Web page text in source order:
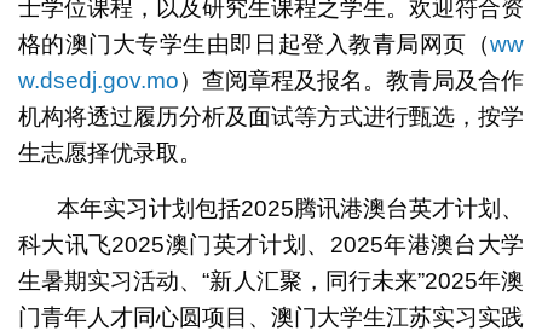
士学位课程，以及研究生课程之学生。欢迎符合资
格的澳门大专学生由即日起登入教青局网页（ww
w.dsedj.gov.mo）查阅章程及报名。教青局及合作
机构将透过履历分析及面试等方式进行甄选，按学
生志愿择优录取。
本年实习计划包括2025腾讯港澳台英才计划、
科大讯飞2025澳门英才计划、2025年港澳台大学
生暑期实习活动、“新人汇聚，同行未来”2025年澳
门青年人才同心圆项目、澳门大学生江苏实习实践